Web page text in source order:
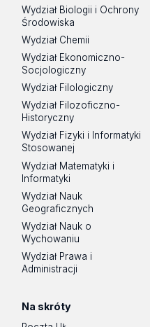
Wydział Biologii i Ochrony
Środowiska
Wydział Chemii
Wydział Ekonomiczno-
Socjologiczny
Wydział Filologiczny
Wydział Filozoficzno-
Historyczny
Wydział Fizyki i Informatyki
Stosowanej
Wydział Matematyki i
Informatyki
Wydział Nauk
Geograficznych
Wydział Nauk o
Wychowaniu
Wydział Prawa i
Administracji
Na skróty